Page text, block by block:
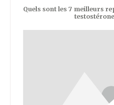
Quels sont les 7 meilleurs